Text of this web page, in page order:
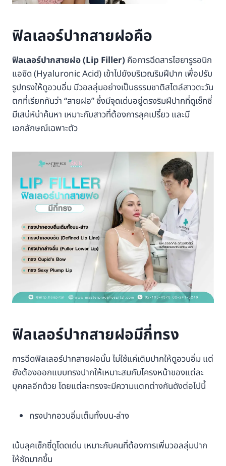
ฟิลเลอร์ปากสายฝอคือ
ฟิลเลอร์ปากสายฝอ (Lip Filler) คือการฉีดสารไฮยารูรอนิก
แอซิด (Hyaluronic Acid) เข้าไปยังบริเวณริมฝีปาก เพื่อปรับ
รูปทรงให้ดูอวบอิ่ม มีวอลลุ่มอย่างเป็นธรรมชาติสไตล์สาวตะวัน
ตกที่เรียกกันว่า “สายฝอ” ซึ่งมีจุดเด่นอยู่ตรงริมฝีปากที่ดูเซ็กซี่
มีเสน่ห์น่าค้นหา เหมาะกับสาวที่ต้องการลุคเปรี้ยว และมี
เอกลักษณ์เฉพาะตัว
ฟิลเลอร์ปากสายฝอมีกี่ทรง
การฉีดฟิลเลอร์ปากสายฝอนั้น ไม่ใช้แค่เติมปากให้ดูอวบอิ่ม แต่
ยังต้องออกแบบทรงปากให้เหมาะสมกับโครงหน้าของแต่ละ
บุคคลอีกด้วย โดยแต่ละทรงจะมีความแตกต่างกันดังต่อไปนี้
ทรงปากอวบอิ่มเต็มทั้งบน-ล่าง
เน้นลุคเซ็กซี่ดูโดดเด่น เหมาะกับคนที่ต้องการเพิ่มวอลลุ่มปาก
ให้ชัดมากขึ้น